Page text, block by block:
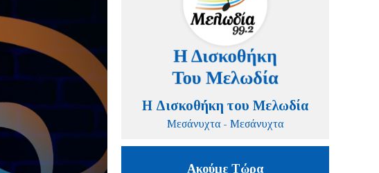
Η Δισκοθήκη του Μελωδία
Μεσάνυχτα - Μεσάνυχτα
Ακούμε Τώρα